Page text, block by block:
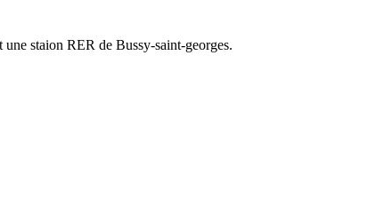
staion RER de Bussy-saint-georges.